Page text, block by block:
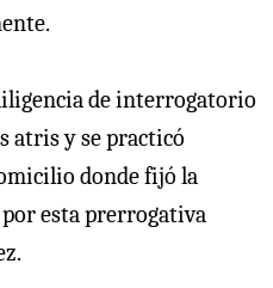
de interrogatorio
atris y se practicó
donde fijó la
esta prerrogativa